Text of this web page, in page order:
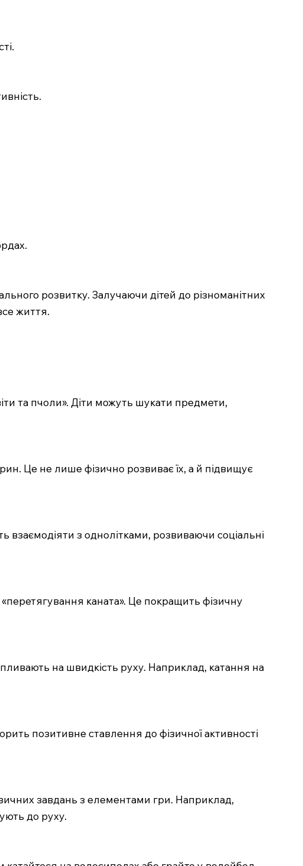
розвитку. Залучаючи дітей до різноманітних
життя.
та пчоли». Діти можуть шукати предмети,
Це не лише фізично розвиває їх, а й підвищує
з однолітками, розвиваючи соціальні
каната». Це покращить фізичну
на швидкість руху. Наприклад, катання на
позитивне ставлення до фізичної активності
завдань з елементами гри. Наприклад,
до руху.